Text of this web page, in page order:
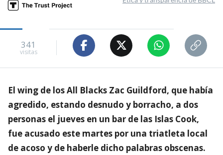
341
visitas
El wing de los All Blacks Zac Guildford, que había
agredido, estando desnudo y borracho, a dos
personas el jueves en un bar de las Islas Cook,
fue acusado este martes por una triatleta local
de acoso y de haberle dicho palabras obscenas.